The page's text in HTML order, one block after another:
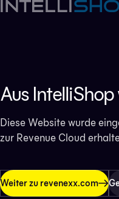
Aus
Diese Website wurde
zur Revenue Cloud
Weiter zu revenexx.com